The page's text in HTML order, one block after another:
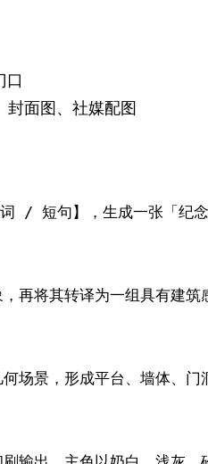
口
封面图、社媒配图
/ 短句】，生成一张「纪念
再将其转译为一组具有建
何场景，形成平台、墙体